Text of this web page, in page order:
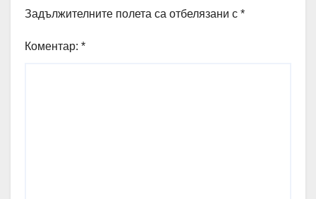
Задължителните полета са отбелязани с *
Коментар: *